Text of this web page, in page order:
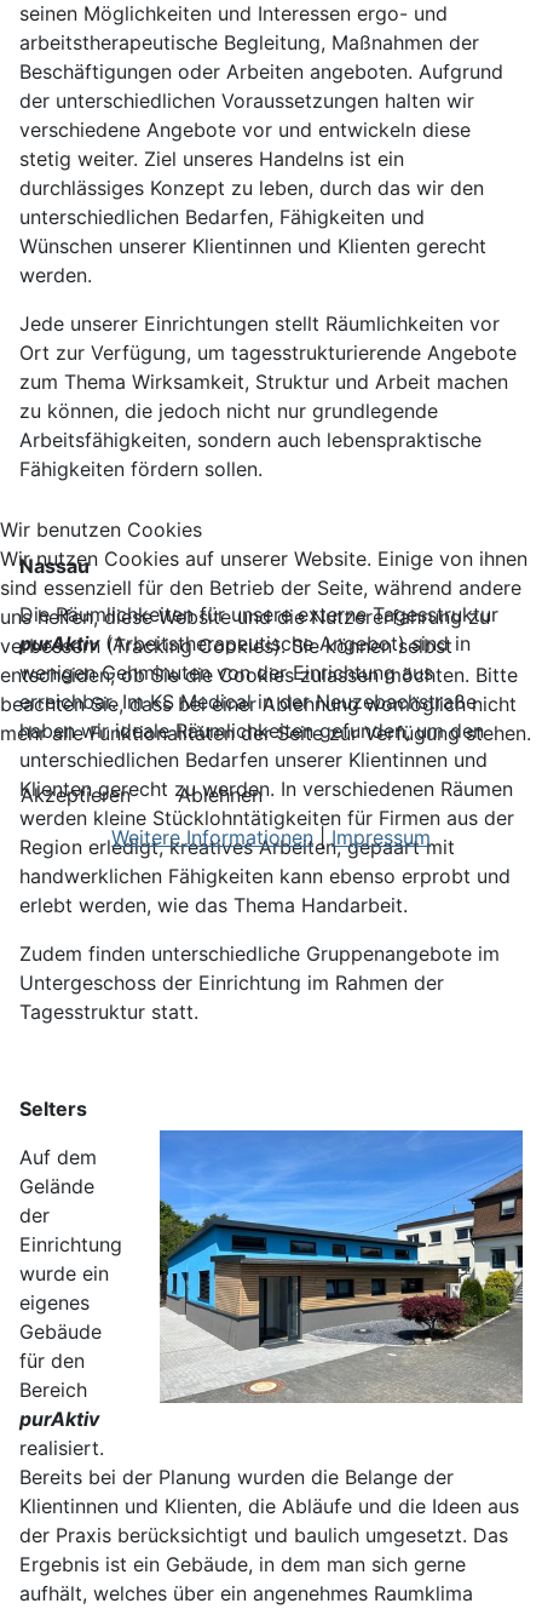
seinen Möglichkeiten und Interessen ergo- und
arbeitstherapeutische Begleitung, Maßnahmen der
Beschäftigungen oder Arbeiten angeboten. Aufgrund
der unterschiedlichen Voraussetzungen halten wir
verschiedene Angebote vor und entwickeln diese
stetig weiter. Ziel unseres Handelns ist ein
durchlässiges Konzept zu leben, durch das wir den
unterschiedlichen Bedarfen, Fähigkeiten und
Wünschen unserer Klientinnen und Klienten gerecht
werden.
Jede unserer Einrichtungen stellt Räumlichkeiten vor
Ort zur Verfügung, um tagesstrukturierende Angebote
zum Thema Wirksamkeit, Struktur und Arbeit machen
zu können, die jedoch nicht nur grundlegende
Arbeitsfähigkeiten, sondern auch lebenspraktische
Fähigkeiten fördern sollen.
Nassau
Die Räumlichkeiten für unsere externe Tagesstruktur
purAktiv(Arbeitstherapeutische Angebot) sind in
wenigen Gehminuten von der Einrichtung aus
erreichbar. Im KS Medical in der Neuzebachstraße
haben wir ideale Räumlichkeiten gefunden, um den
unterschiedlichen Bedarfen unserer Klientinnen und
Klienten gerecht zu werden. In verschiedenen Räumen
werden kleine Stücklohntätigkeiten für Firmen aus der
Region erledigt, kreatives Arbeiten, gepaart mit
handwerklichen Fähigkeiten kann ebenso erprobt und
erlebt werden, wie das Thema Handarbeit.
Zudem finden unterschiedliche Gruppenangebote im
Untergeschoss der Einrichtung im Rahmen der
Tagesstruktur statt.
Selters
Auf dem
Gelände
der
Einrichtung
wurde ein
eigenes
Gebäude
für den
Bereich
purAktiv
realisiert.
Bereits bei der Planung wurden die Belange der
Klientinnen und Klienten, die Abläufe und die Ideen aus
der Praxis berücksichtigt und baulich umgesetzt. Das
Ergebnis ist ein Gebäude, in dem man sich gerne
aufhält, welches über ein angenehmes Raumklima
Wir benutzen Cookies
Wir nutzen Cookies auf unserer Website. Einige von ihnen
sind essenziell für den Betrieb der Seite, während andere
uns helfen, diese Website und die Nutzererfahrung zu
verbessern (Tracking Cookies). Sie können selbst
entscheiden, ob Sie die Cookies zulassen möchten. Bitte
beachten Sie, dass bei einer Ablehnung womöglich nicht
mehr alle Funktionalitäten der Seite zur Verfügung stehen.
Akzeptieren
Ablehnen
Weitere Informationen
Impressum